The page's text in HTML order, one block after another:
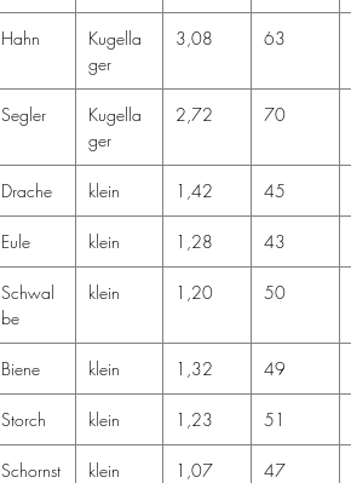
Hahn
Kugella
ger
3,08 63
Segler
Kugella
ger
2,72 70
Drache klein 1,42 45
Eule klein 1,28 43
Schwal
be
klein 1,20 50
Biene klein 1,32 49
Storch klein 1,23 51
Schornst
klein 1,07 47